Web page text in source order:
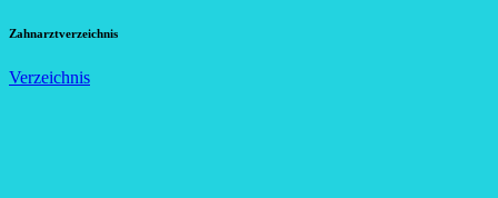
Zahnarztverzeichnis
Verzeichnis